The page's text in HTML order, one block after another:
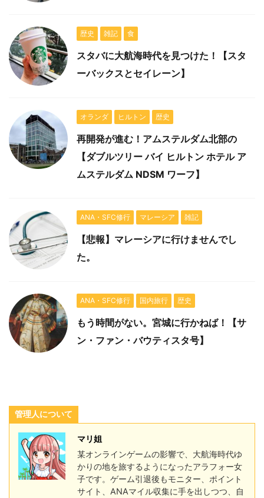
歴史 雑記 食
スタバに大航海時代を見つけた！【スタ
ーバックスとセイレーン】
オランダ ヒルトン 歴史
再開発が進む！アムステルダム北部の
【ダブルツリー バイ ヒルトン ホテル ア
ムステルダム NDSM ワーフ】
ANA・SFC修行 マレーシア 雑記
【悲報】マレーシアに行けませんでし
た。
ANA・SFC修行 国内旅行 歴史
もう時間がない。宮城に行かねば！【サ
ン・ファン・バウティスタ号】
管理人について
マリ姐
某オンラインゲームの影響で、大航海時代ゆ
かりの地を旅するようになったアラフォー女
子です。ゲーム引退後もモニター、ポイント
サイト、ANAマイル収集に手を出しつつ、自